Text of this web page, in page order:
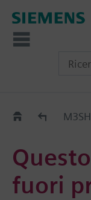
Old2New
fuori